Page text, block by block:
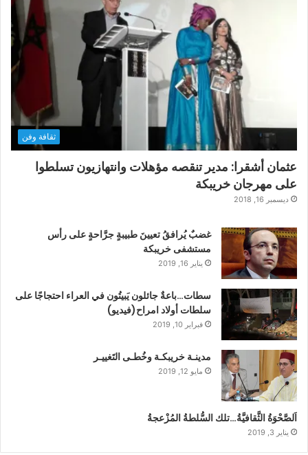
ثقافة وفن
عثمان أشقرا: مدير تنقصه مؤهلات وانتهازيون تسلطوا
على مهرجان خريبكة
ديسمبر 16, 2018
غضبٌ يُرافقُ تعيينَ طبيبةٍ جرَّاحةٍ على رأس
مستشفى خريبكة
يناير 16, 2019
سطات…باعةٌ جائلون يَبيتُون في العراء احتجاجًا على
سلطات أولاد امراح(فيديو)
فبراير 10, 2019
مدينـة خريبكـة وخُطـى التَغييـر
مايو 12, 2019
اَلصَّحْوَةُ الثَّقافيَّةُ…تلك السُّلطةُ المُزْعجةُ
يناير 3, 2019